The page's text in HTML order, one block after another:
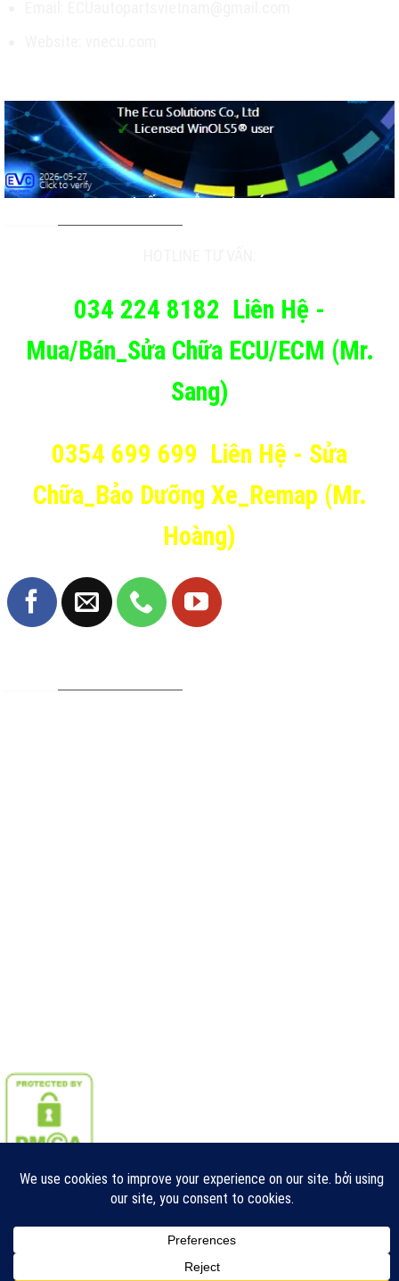
TƯ VẤN & HỖ TRỢ KHÁCH
034 224 8182 Liên Hệ -
Mua/Bán_Sửa Chữa ECU/ECM (Mr.
Sang)
0354 699 699 Liên Hệ - Sửa
Chữa_Bảo Dưỡng Xe_Remap (Mr.
Hoàng)
Copyright 2026 © Hộp ECU - Hộp điều khiển động cơ Ô TÔ
Đặt Lịch Hẹn